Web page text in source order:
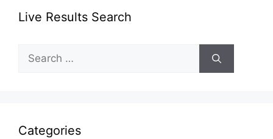
Live Results Search
Search
for:
Categories